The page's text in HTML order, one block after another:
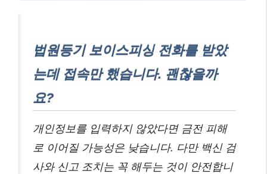
법원등기 보이스피싱 전화를 받았
는데 접속만 했습니다. 괜찮을까
요?
개인정보를 입력하지 않았다면 금전 피해
로 이어질 가능성은 낮습니다. 다만 백신 검
사와 신고 조치는 꼭 해두는 것이 안전합니